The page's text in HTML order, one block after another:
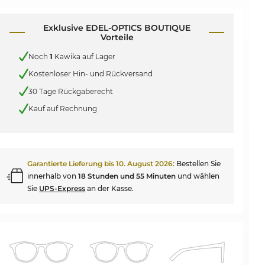
Exklusive EDEL-OPTICS BOUTIQUE
Vorteile
Noch1 Kawika auf Lager
Kostenloser Hin- und Rückversand
30 Tage Rückgaberecht
Kauf auf Rechnung
Garantierte Lieferung bis10. August 2026: Bestellen Sie
innerhalb von18 Stunden und 55 Minuten und wählen
Sie UPS-Express an der Kasse.